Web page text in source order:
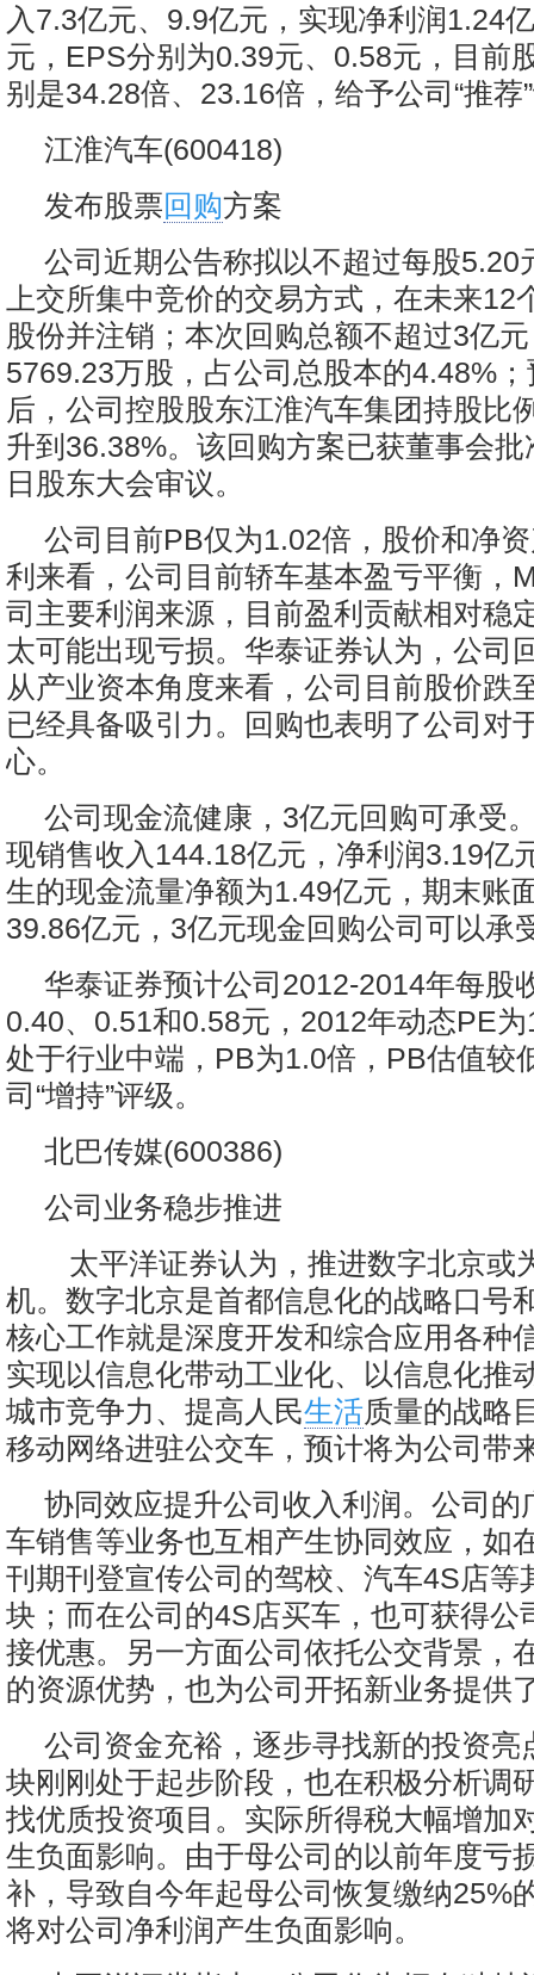
入7.3亿元、9.9亿元，实现净利润1.24
元，EPS分别为0.39元、0.58元，目前
别是34.28倍、23.16倍，给予公司“推荐
江淮汽车(600418)
发布股票回购方案
公司近期公告称拟以不超过每股5.20
上交所集中竞价的交易方式，在未来12
股份并注销；本次回购总额不超过3亿
5769.23万股，占公司总股本的4.48%
后，公司控股股东江淮汽车集团持股比
升到36.38%。该回购方案已获董事会
日股东大会审议。
公司目前PB仅为1.02倍，股价和净
利来看，公司目前轿车基本盈亏平衡，
司主要利润来源，目前盈利贡献相对稳
太可能出现亏损。华泰证券认为，公司
从产业资本角度来看，公司目前股价跌
已经具备吸引力。回购也表明了公司对
心。
公司现金流健康，3亿元回购可承受
现销售收入144.18亿元，净利润3.19亿
生的现金流量净额为1.49亿元，期末账
39.86亿元，3亿元现金回购公司可以承
华泰证券预计公司2012-2014年每股
0.40、0.51和0.58元，2012年动态PE
处于行业中端，PB为1.0倍，PB估值较
司“增持”评级。
北巴传媒(600386)
公司业务稳步推进
太平洋证券认为，推进数字北京或
机。数字北京是首都信息化的战略口号
核心工作就是深度开发和综合应用各种
实现以信息化带动工业化、以信息化推
城市竞争力、提高人民生活质量的战略
移动网络进驻公交车，预计将为公司带
协同效应提升公司收入利润。公司的
车销售等业务也互相产生协同效应，如
刊期刊登宣传公司的驾校、汽车4S店等
块；而在公司的4S店买车，也可获得公
接优惠。另一方面公司依托公交背景，
的资源优势，也为公司开拓新业务提供
公司资金充裕，逐步寻找新的投资亮
块刚刚处于起步阶段，也在积极分析调
找优质投资项目。实际所得税大幅增加
生负面影响。由于母公司的以前年度亏
补，导致自今年起母公司恢复缴纳25%
将对公司净利润产生负面影响。